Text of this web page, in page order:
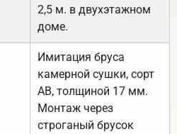
2,5 м. в двухэтажном
доме.
Имитация бруса
камерной сушки, сорт
АВ, толщиной 17 мм.
Монтаж через
строганый брусок